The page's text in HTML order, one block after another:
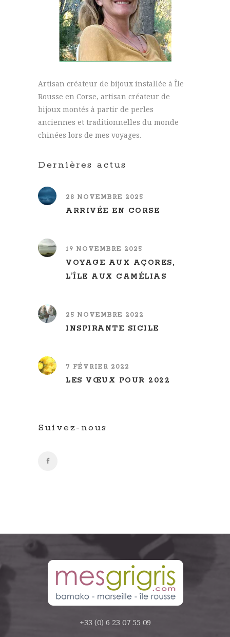
Artisan créateur de bijoux installée à Île
Rousse en Corse, artisan créateur de
bijoux montés à partir de perles
anciennes et traditionnelles du monde
chinées lors de mes voyages.
Dernières actus
28 NOVEMBRE 2025
ARRIVÉE EN CORSE
19 NOVEMBRE 2025
VOYAGE AUX AÇORES,
L’ÎLE AUX CAMÉLIAS
25 NOVEMBRE 2022
INSPIRANTE SICILE
7 FÉVRIER 2022
LES VŒUX POUR 2022
Suivez-nous
+33 (0) 6 23 07 55 09